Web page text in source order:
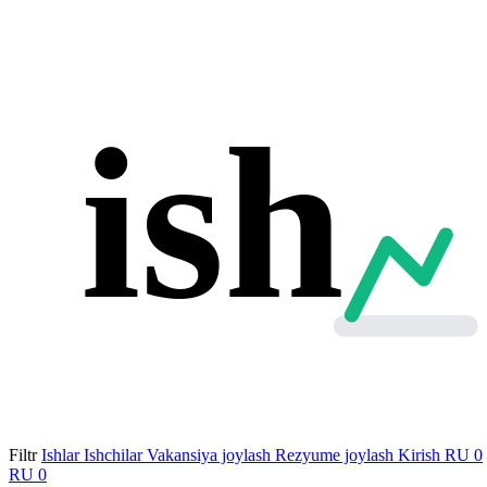
ish
Filtr Ishlar Ishchilar Vakansiya joylash Rezyume joylash Kirish RU 0
RU 0